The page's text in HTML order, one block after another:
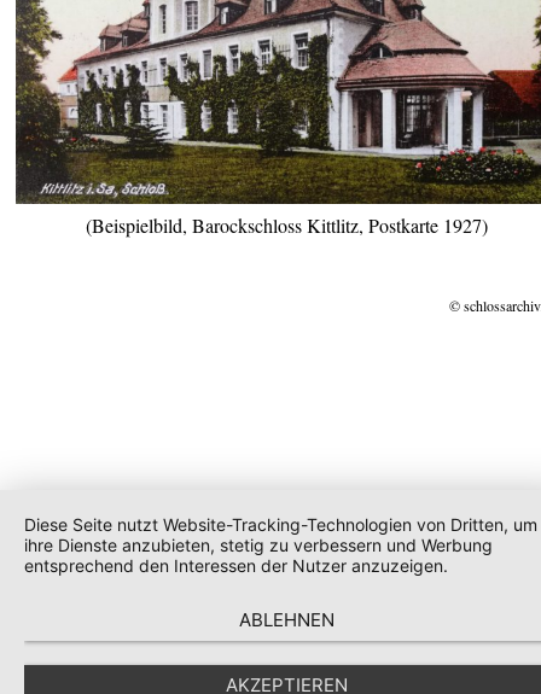
(Beispielbild, Barockschloss Kittlitz, Postkarte 1927)
©
Diese Seite nutzt Website-Tracking-Technologien von Dritten, um
ihre Dienste anzubieten, stetig zu verbessern und Werbung
entsprechend den Interessen der Nutzer anzuzeigen.
ABLEHNEN
AKZEPTIEREN